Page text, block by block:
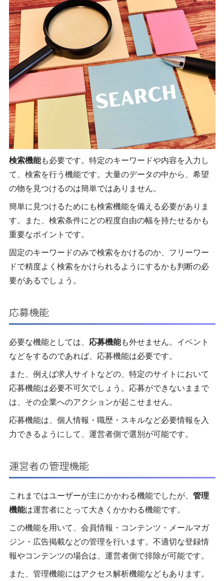
検索機能も必要です。特定のキーワードや内容を入力し
て、検索を行う機能です。大量のデータの中から、希望
の物を見つけるのは簡単ではありません。
簡単に見つけるためにも検索機能を備える必要がありま
す。また、検索条件にどの程度自由の幅を持たせるかも
重要なポイントです。
固定のキーワードのみで検索をかけるのか、フリーワー
ドで精度よく検索をかけられるようにするかも判断の必
要があるでしょう。
応募機能
必要な機能としては、 応募機能も外せません。イベント
などをするのであれば、応募機能は必要です。
また、例えば求人サイトなどの、特定のサイトにおいて
応募機能は必要不可欠でしょう。応募ができないままで
は、その企業へのアクションが起こせません。
応募機能は、個人情報・職歴・スキルなど必要情報を入
力できるようにして、運営者側で選別が可能です。
運営者の管理機能
これまではユーザーが主にかかわる機能でしたが、 管理
機能は運営者にとって大きくかかわる機能です。
この機能を用いて、会員情報・コンテンツ・メールマガ
ジン・広告掲載などの管理を行います。不適切な登録情
報やコンテンツの場合は、運営者側で排除が可能です。
また、管理機能にはアクセス解析機能などもあります。